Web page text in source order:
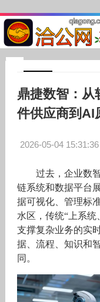
鼎捷数智：从
件供应商到AI
2026-05-04 15:31:36
过去，企业数
链系统和数据平台
据可视化、管理标
水区，传统“上系
支撑复杂业务的实
据、流程、知识和
同。